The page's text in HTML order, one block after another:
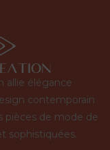
allie élégance
contemporain
pièces de mode de
sophistiquées.